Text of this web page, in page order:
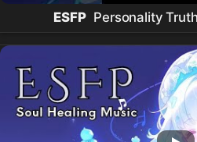
ESFP Personality